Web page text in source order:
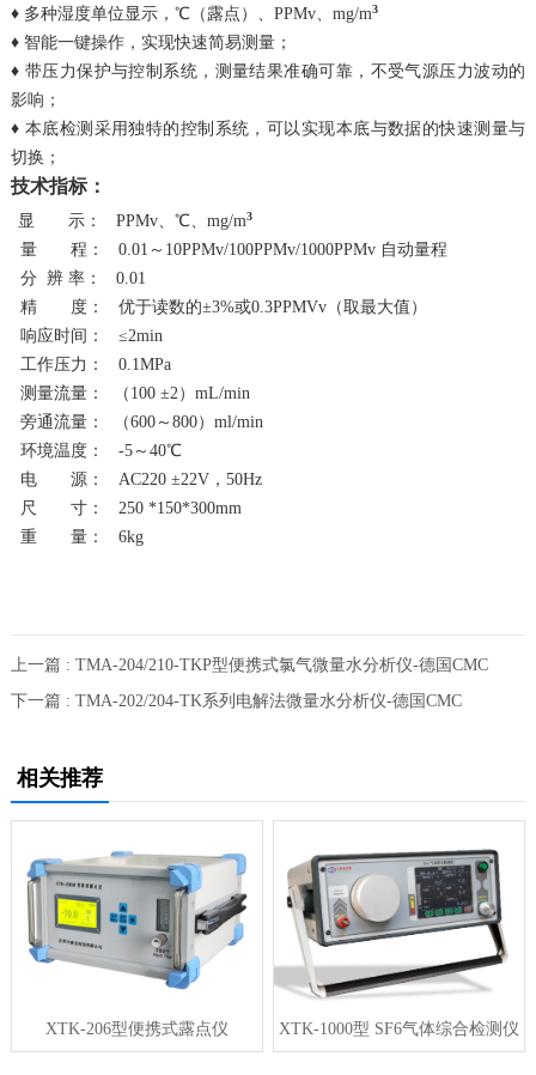
♦ 多种湿度单位显示，℃（露点）、PPMv、mg/m3
♦ 智能一键操作，实现快速简易测量；
♦ 带压力保护与控制系统，测量结果准确可靠，不受气源压力波动的
影响；
♦ 本底检测采用独特的控制系统，可以实现本底与数据的快速测量与
切换；
技术指标：
显 示： PPMv、℃、mg/m3
量 程： 0.01～10PPMv/100PPMv/1000PPMv 自动量程
分 辨 率： 0.01
精 度： 优于读数的±3%或0.3PPMVv（取最大值）
响应时间： ≤2min
工作压力： 0.1MPa
测量流量： （100 ±2）mL/min
旁通流量： （600～800）ml/min
环境温度： -5～40℃
电 源： AC220 ±22V，50Hz
尺 寸： 250 *150*300mm
重 量： 6kg
上一篇 : TMA-204/210-TKP型便携式氯气微量水分析仪-德国CMC
下一篇 : TMA-202/204-TK系列电解法微量水分析仪-德国CMC
相关推荐
XTK-206型便携式露点仪 XTK-1000型 SF6气体综合检测仪